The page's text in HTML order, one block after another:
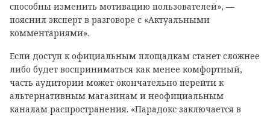
способны изменить мотивацию пользователей», —
пояснил эксперт в разговоре с «Актуальными
комментариями».
Если доступ к официальным площадкам станет сложнее
либо будет восприниматься как менее комфортный,
часть аудитории может окончательно перейти к
альтернативным магазинам и неофициальным
каналам распространения. «Парадокс заключается в